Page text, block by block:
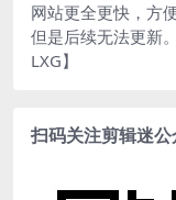
网站更全更快，方
但是后续无法更新
LXG】
扫码关注剪辑迷